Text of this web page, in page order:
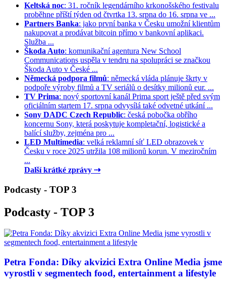
Keltská noc: 31. ročník legendárního krkonošského festivalu
proběhne příští týden od čtvrtka 13. srpna do 16. srpna ve ...
Partners Banka: jako první banka v Česku umožní klientům
nakupovat a prodávat bitcoin přímo v bankovní aplikaci.
Služba ...
Škoda Auto: komunikační agentura New School
Communications uspěla v tendru na spolupráci se značkou
Škoda Auto v České ...
Německá podpora filmů: německá vláda plánuje škrty v
podpoře výroby filmů a TV seriálů o desítky milionů eur. ...
TV Prima: nový sportovní kanál Prima sport ještě před svým
oficiálním startem 17. srpna odvysílá také odvetné utkání ...
Sony DADC Czech Republic: česká pobočka obřího
koncernu Sony, která poskytuje kompletační, logistické a
balící služby, zejména pro ...
LED Multimedia: velká reklamní síť LED obrazovek v
Česku v roce 2025 utržila 108 milionů korun. V meziročním
...
Další krátké zprávy ⇢
Podcasty - TOP 3
Podcasty - TOP 3
Petra Fonda: Díky akvizici Extra Online Media jsme
vyrostli v segmentech food, entertainment a lifestyle